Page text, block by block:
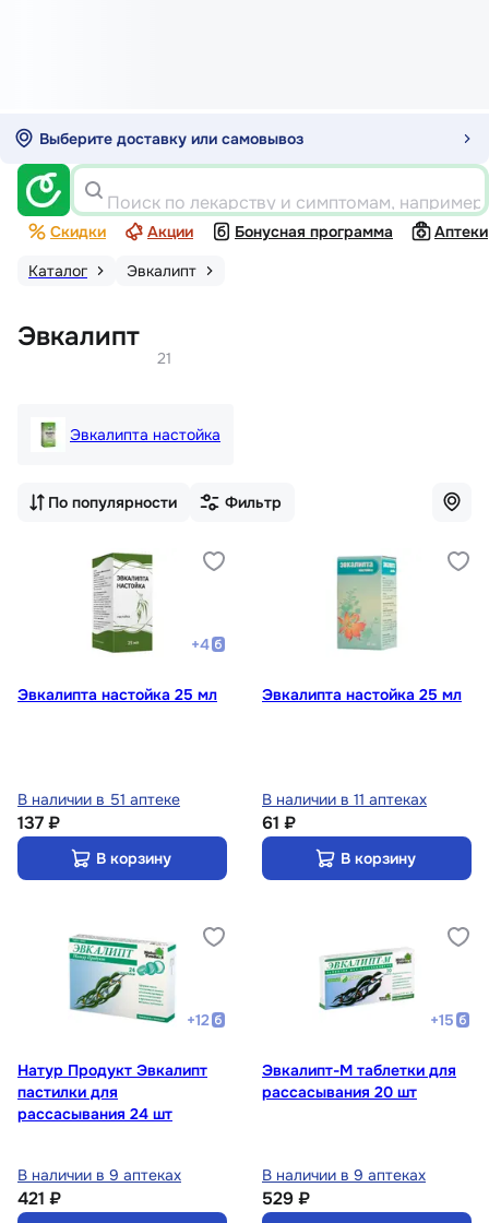
Выберите доставку или самовывоз
Поиск по лекарству и симптомам,
Скидки Акции Бонусная программа
Аптеки
Каталог
Эвкалипт
Эвкалипт
21
Эвкалипта настойка
По популярности Фильтр
+4
Эвкалипта настойка 25 мл
В наличии в 51 аптеке
137 ₽
В корзину
Эвкалипта настойка 25 мл
В наличии в 11 аптеках
61 ₽
В корзину
+12
Натур Продукт Эвкалипт
пастилки для
рассасывания 24 шт
В наличии в 9 аптеках
421 ₽
+15
Эвкалипт-М таблетки для
рассасывания 20 шт
В наличии в 9 аптеках
529 ₽